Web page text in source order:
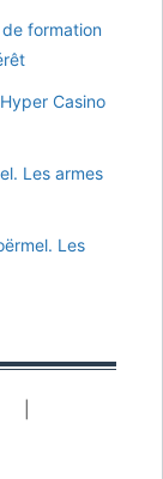
formation
Casino
Les armes
Les